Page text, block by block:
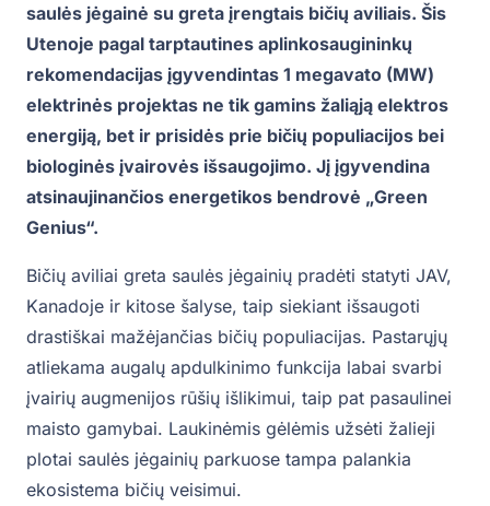
saulės jėgainė su greta įrengtais bičių aviliais. Šis
Utenoje pagal tarptautines aplinkosaugininkų
rekomendacijas įgyvendintas 1 megavato (MW)
elektrinės projektas ne tik gamins žaliąją elektros
energiją, bet ir prisidės prie bičių populiacijos bei
biologinės įvairovės išsaugojimo. Jį įgyvendina
atsinaujinančios energetikos bendrovė „Green
Genius“.
Bičių aviliai greta saulės jėgainių pradėti statyti JAV,
Kanadoje ir kitose šalyse, taip siekiant išsaugoti
drastiškai mažėjančias bičių populiacijas. Pastarųjų
atliekama augalų apdulkinimo funkcija labai svarbi
įvairių augmenijos rūšių išlikimui, taip pat pasaulinei
maisto gamybai. Laukinėmis gėlėmis užsėti žalieji
plotai saulės jėgainių parkuose tampa palankia
ekosistema bičių veisimui.